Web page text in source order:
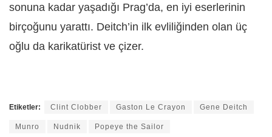
sonuna kadar yaşadığı Prag’da, en iyi eserlerinin
birçoğunu yarattı. Deitch’in ilk evliliğinden olan üç
oğlu da karikatürist ve çizer.
Etiketler: Clint Clobber Gaston Le Crayon Gene Deitch
Munro Nudnik Popeye the Sailor